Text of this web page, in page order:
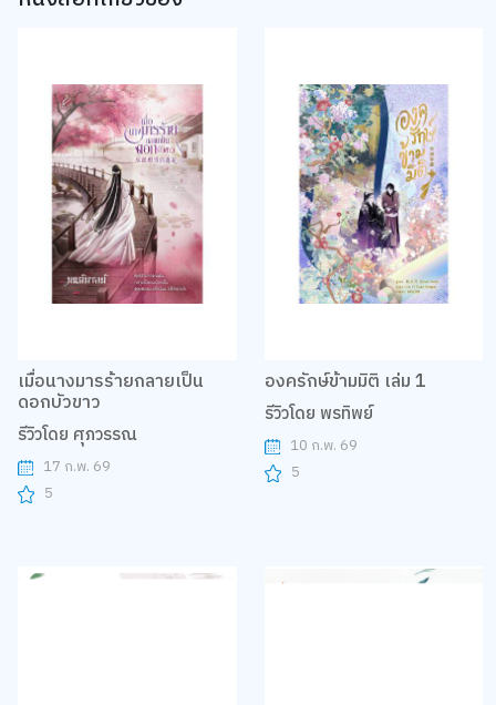
เมื่อนางมารร้ายกลายเป็น
ดอกบัวขาว
รีวิวโดย ศุภวรรณ
17 ก.พ. 69
5
องครักษ์ข้ามมิติ เล่ม 1
รีวิวโดย พรทิพย์
10 ก.พ. 69
5